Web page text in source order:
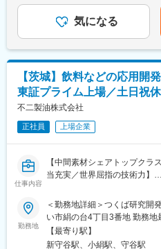
＜製粉事業と食品事業のバラ
近年の売上構成では、製粉以
同じく営業利益では約５０％
が年々増加しており、コアで
なる食品事業とのバランスの
す。
変更の範囲：会社の定める業
意欲とご経験に応じて、将来
ー、またはマネジメントへの
技術開発テーマの推進、およ
担っていただきます。
・ヘルスサイエンス領域にお
討：プラズマ乳酸菌に続く機
上市に向けた技術課題解決
・おいしさの進化に向けた技
使し、飲料の味覚・風味・物
定
・新たな形態の飲料開発：ペ
ーンを想定した、革新的な飲
■開発の骨太となるテーマ
（1）ヘルスサイエンス領域
（2）おいしさの進化
（3）新しい飲み方の創造
あり、選考を通じて上下する
手当を含めた表記です。
気になる
【茨城】飲料などの応用開
東証プライム上場／土日祝
不二製油株式会社
正社員 上場企業
仕事内容
【中間素材シェアトップクラ
当充実／世界屈指の技術力】
■仕事内容：
食品中間素材メーカー（油脂
製パン素材、大豆素材等の開
ば研究開発センターにて、以
勤務地
＜勤務地詳細＞つくば研究開
い市絹の台4丁目3番地 勤務
対策：その他（事業所敷地内
【最寄り駅】
新守谷駅、小絹駅、守谷駅